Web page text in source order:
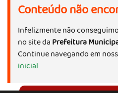
Conteúdo não
Infelizmente não
no site da Prefeitura
Continue navegando em
inicial